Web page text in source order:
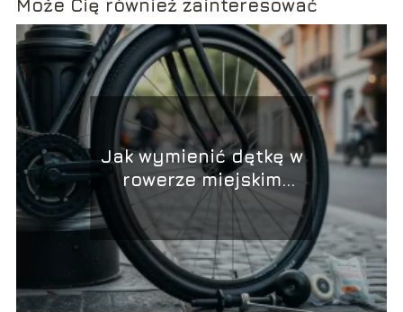
Może Cię również zainteresować
Jak wymienić dętkę w
rowerze miejskim
szybko i sprawnie?